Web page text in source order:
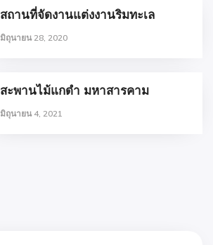
สถานที่จัดงานแต่งงานริมทะเล
มิถุนายน 28, 2020
สะพานไม้แกดำ มหาสารคาม
มิถุนายน 4, 2021